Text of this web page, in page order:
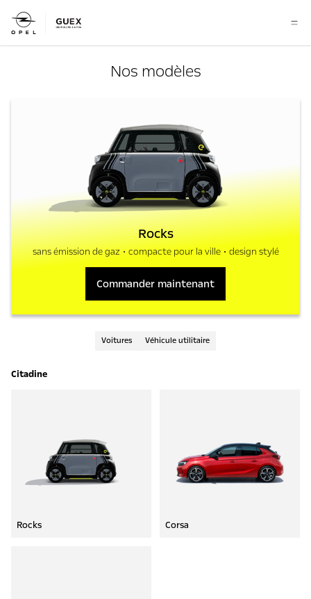
Nos modèles
Rocks
sans émission de gaz compacte pour la ville design stylé
Commander maintenant
Voitures Véhicule utilitaire
Citadine
Rocks Corsa